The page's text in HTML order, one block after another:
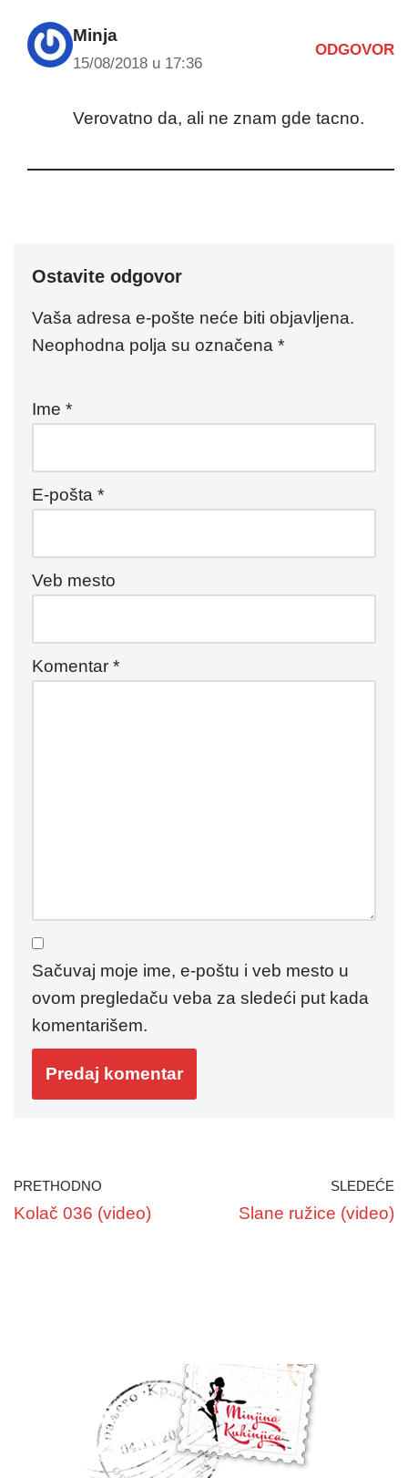
Minja
15/08/2018 u 17:36
ODGOVOR
Verovatno da, ali ne znam gde tacno.
Ostavite odgovor
Vaša adresa e-pošte neće biti objavljena.
Neophodna polja su označena *
Ime *
E-pošta *
Veb mesto
Komentar *
Sačuvaj moje ime, e-poštu i veb mesto u
ovom pregledaču veba za sledeći put kada
komentarišem.
PRETHODNO
Kolač 036 (video)
SLEDEĆE
Slane ružice (video)